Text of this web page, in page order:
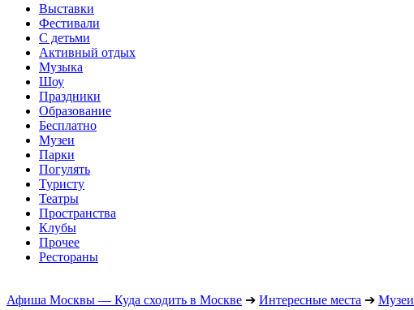
Выставки
Фестивали
С детьми
Активный отдых
Музыка
Шоу
Праздники
Образование
Бесплатно
Музеи
Парки
Погулять
Туристу
Театры
Пространства
Клубы
Прочее
Рестораны
Афиша Москвы — Куда сходить в Москве ➔ Интересные места ➔ Музеи